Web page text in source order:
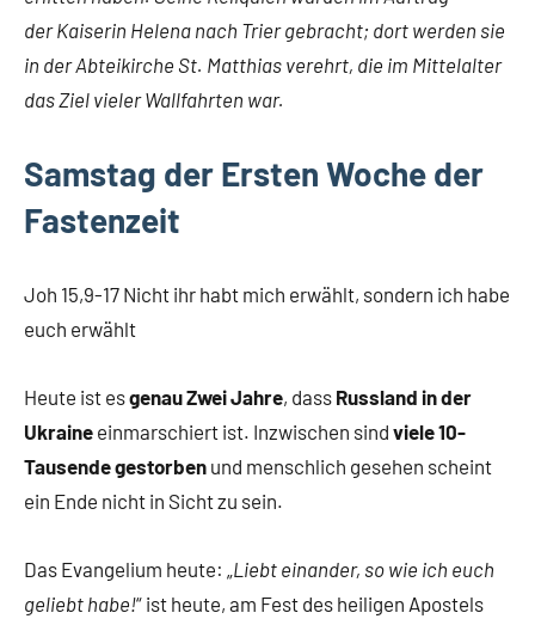
der Kaiserin Helena nach Trier gebracht; dort werden sie
in der Abteikirche St. Matthias verehrt, die im Mittelalter
das Ziel vieler Wallfahrten war.
Samstag der Ersten Woche der
Fastenzeit
Joh 15,9-17 Nicht ihr habt mich erwählt, sondern ich habe
euch erwählt
Heute ist esgenau Zwei Jahre, dass Russland in der
Ukraine einmarschiert ist. Inzwischen sind viele 10-
Tausende gestorben und menschlich gesehen scheint
ein Ende nicht in Sicht zu sein.
Das Evangelium heute: „Liebt einander, so wie ich euch
geliebt habe!“ ist heute, am Fest des heiligen Apostels